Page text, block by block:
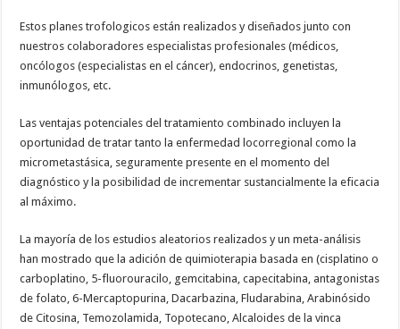
Estos planes trofologicos están realizados y diseñados junto con
nuestros colaboradores especialistas profesionales (médicos,
oncólogos (especialistas en el cáncer), endocrinos, genetistas,
inmunólogos, etc.
Las ventajas potenciales del tratamiento combinado incluyen la
oportunidad de tratar tanto la enfermedad locorregional como la
micrometastásica, seguramente presente en el momento del
diagnóstico y la posibilidad de incrementar sustancialmente la eficacia
al máximo.
La mayoría de los estudios aleatorios realizados y un meta-análisis
han mostrado que la adición de quimioterapia basada en (cisplatino o
carboplatino, 5-fluorouracilo, gemcitabina, capecitabina, antagonistas
de folato, 6-Mercaptopurina, Dacarbazina, Fludarabina, Arabinósido
de Citosina, Temozolamida, Topotecano, Alcaloides de la vinca